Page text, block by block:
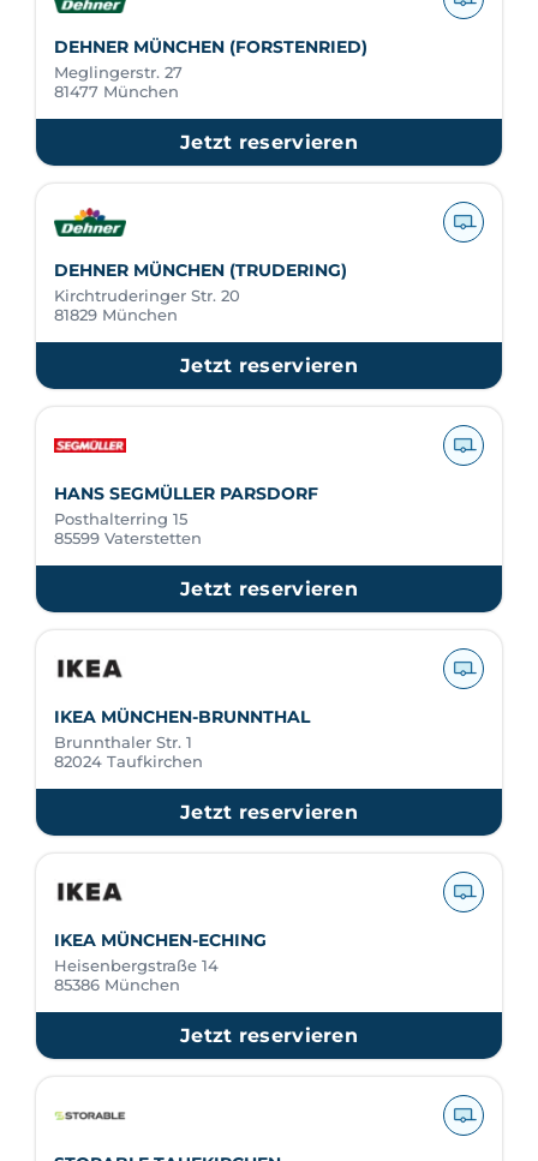
DEHNER MÜNCHEN (FORSTENRIED)
Meglingerstr. 27
81477 München
Jetzt reservieren
DEHNER MÜNCHEN (TRUDERING)
Kirchtruderinger Str. 20
81829 München
Jetzt reservieren
HANS SEGMÜLLER PARSDORF
Posthalterring 15
85599 Vaterstetten
Jetzt reservieren
IKEA MÜNCHEN-BRUNNTHAL
Brunnthaler Str. 1
82024 Taufkirchen
Jetzt reservieren
IKEA MÜNCHEN-ECHING
Heisenbergstraße 14
85386 München
Jetzt reservieren